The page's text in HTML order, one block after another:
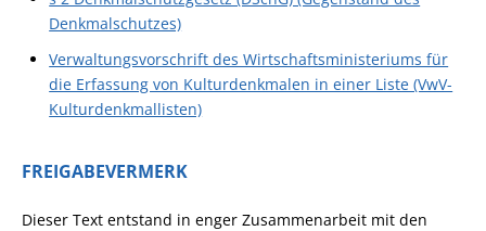
Denkmalschutzes)
Verwaltungsvorschrift des Wirtschaftsministeriums für
die Erfassung von Kulturdenkmalen in einer Liste (VwV-
Kulturdenkmallisten)
FREIGABEVERMERK
Dieser Text entstand in enger Zusammenarbeit mit den